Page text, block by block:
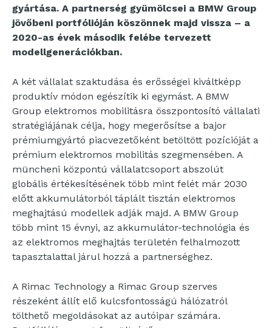
gyártása. A partnerség gyümölcsei a BMW Group
jövőbeni portfólióján köszönnek majd vissza – a
2020-as évek második felébe tervezett
modellgenerációkban.
A két vállalat szaktudása és erősségei kiváltképp
produktív módon egészítik ki egymást. A BMW
Group elektromos mobilitásra összpontosító vállalati
stratégiájának célja, hogy megerősítse a bajor
prémiumgyártó piacvezetőként betöltött pozícióját a
prémium elektromos mobilitás szegmensében. A
müncheni központú vállalatcsoport abszolút
globális értékesítésének több mint felét már 2030
előtt akkumulátorból táplált tisztán elektromos
meghajtású modellek adják majd. A BMW Group
több mint 15 évnyi, az akkumulátor-technológia és
az elektromos meghajtás területén felhalmozott
tapasztalattal járul hozzá a partnerséghez.
A Rimac Technology a Rimac Group szerves
részeként állít elő kulcsfontosságú hálózatról
tölthető megoldásokat az autóipar számára.